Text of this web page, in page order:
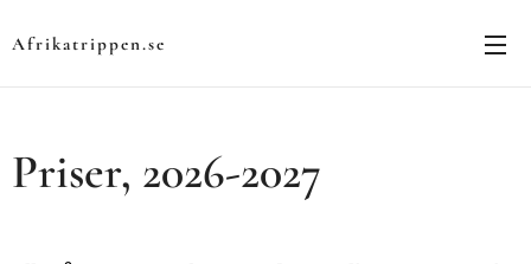
Afrikatrippen.se
Priser, 2026-2027